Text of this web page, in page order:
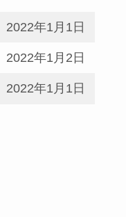
2022年1月1日
2022年1月2日
2022年1月1日